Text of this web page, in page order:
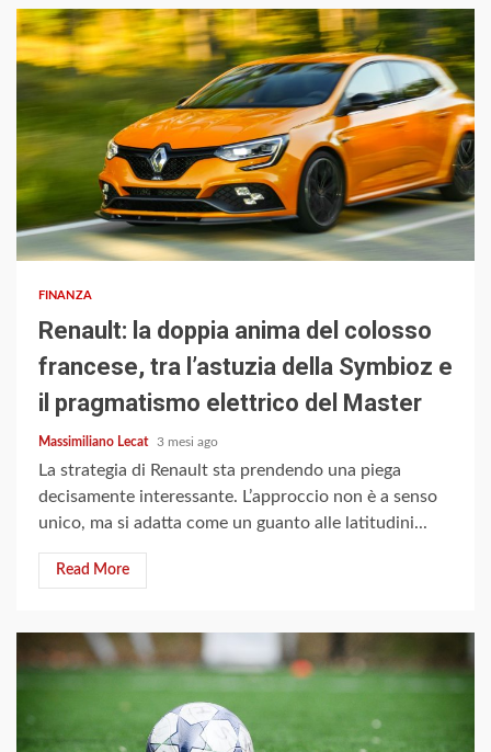
4 min read
FINANZA
Renault: la doppia anima del colosso
francese, tra l’astuzia della Symbioz e
il pragmatismo elettrico del Master
Massimiliano Lecat 3 mesi ago
La strategia di Renault sta prendendo una piega
decisamente interessante. L’approccio non è a senso
unico, ma si adatta come un guanto alle latitudini...
Read More